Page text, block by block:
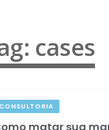
cases
CONSULTORIA
matar sua